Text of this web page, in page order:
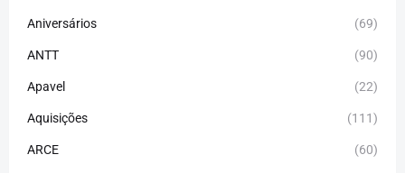
Aniversários (69)
ANTT (90)
Apavel (22)
Aquisições (111)
ARCE (60)